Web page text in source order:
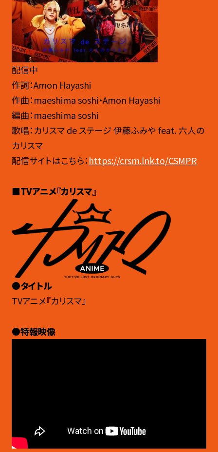
配信中
作詞：Amon Hayashi
作曲：maeshima soshi・Amon Hayashi
編曲：maeshima soshi
歌唱：カリスマ de ステージ 伊藤ふみや feat. 六人の
カリスマ
配信サイトはこちら：https://crsm.lnk.to/CSMPR
■TVアニメ『カリスマ』
●タイトル
TVアニメ『カリスマ』
●特報映像